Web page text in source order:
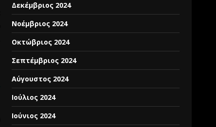
Δεκέμβριος 2024
Νοέμβριος 2024
Οκτώβριος 2024
Σεπτέμβριος 2024
Αύγουστος 2024
Ιούλιος 2024
Ιούνιος 2024